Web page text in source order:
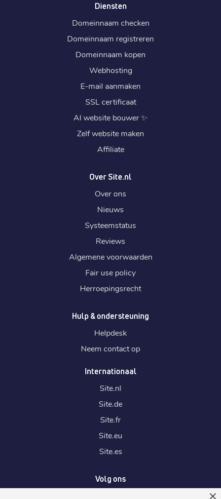
Diensten
Domeinnaam checken
Domeinnaam registreren
Domeinnaam kopen
Webhosting
E-mail aanmaken
SSL certificaat
AI website bouwer✨
Zelf website maken
Affiliate
Over Site.nl
Over ons
Nieuws
Systeemstatus
Reviews
Algemene voorwaarden
Fair use policy
Herroepingsrecht
Hulp & ondersteuning
Helpdesk
Neem contact op
Internationaal
Site.nl
Site.de
Site.fr
Site.eu
Site.es
Volg ons